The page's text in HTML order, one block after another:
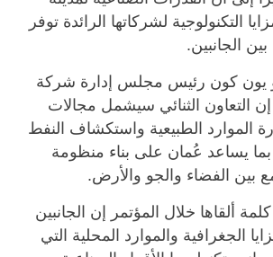
التكنولوجية لشركاتها الرائدة توفر
بين الجانبين.
يون كون رئيس مجلس إدارة شركة
التعاون الثنائي سيشمل مجالات
الموارد الطبيعية واستكشاف النفط
بما يساعد عُمان على بناء منظومة
بين الفضاء والجو والأرض.
ألقاها خلال المؤتمر إن الجانبين
الجغرافية والموارد المحلية التي